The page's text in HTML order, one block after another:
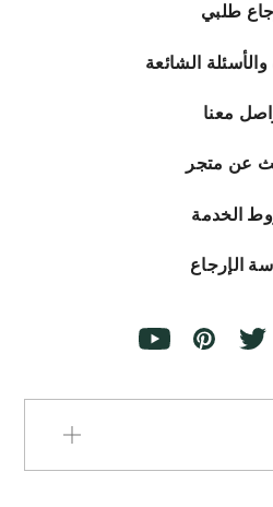
طلبي
الشائعة
معنا
عن متجر
الخدمة
الإرجاع